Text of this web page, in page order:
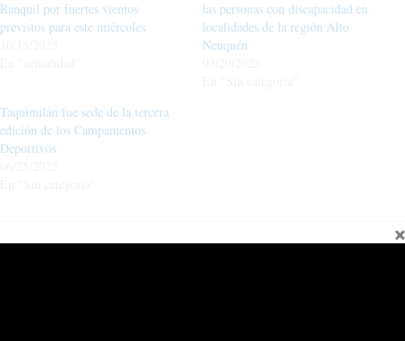
Ranquil por fuertes vientos
previstos para este miércoles
las personas con discapacidad en
localidades de la región Alto
Neuquén
Taquimilán fue sede de la tercera
edición de los Campamentos
Deportivos